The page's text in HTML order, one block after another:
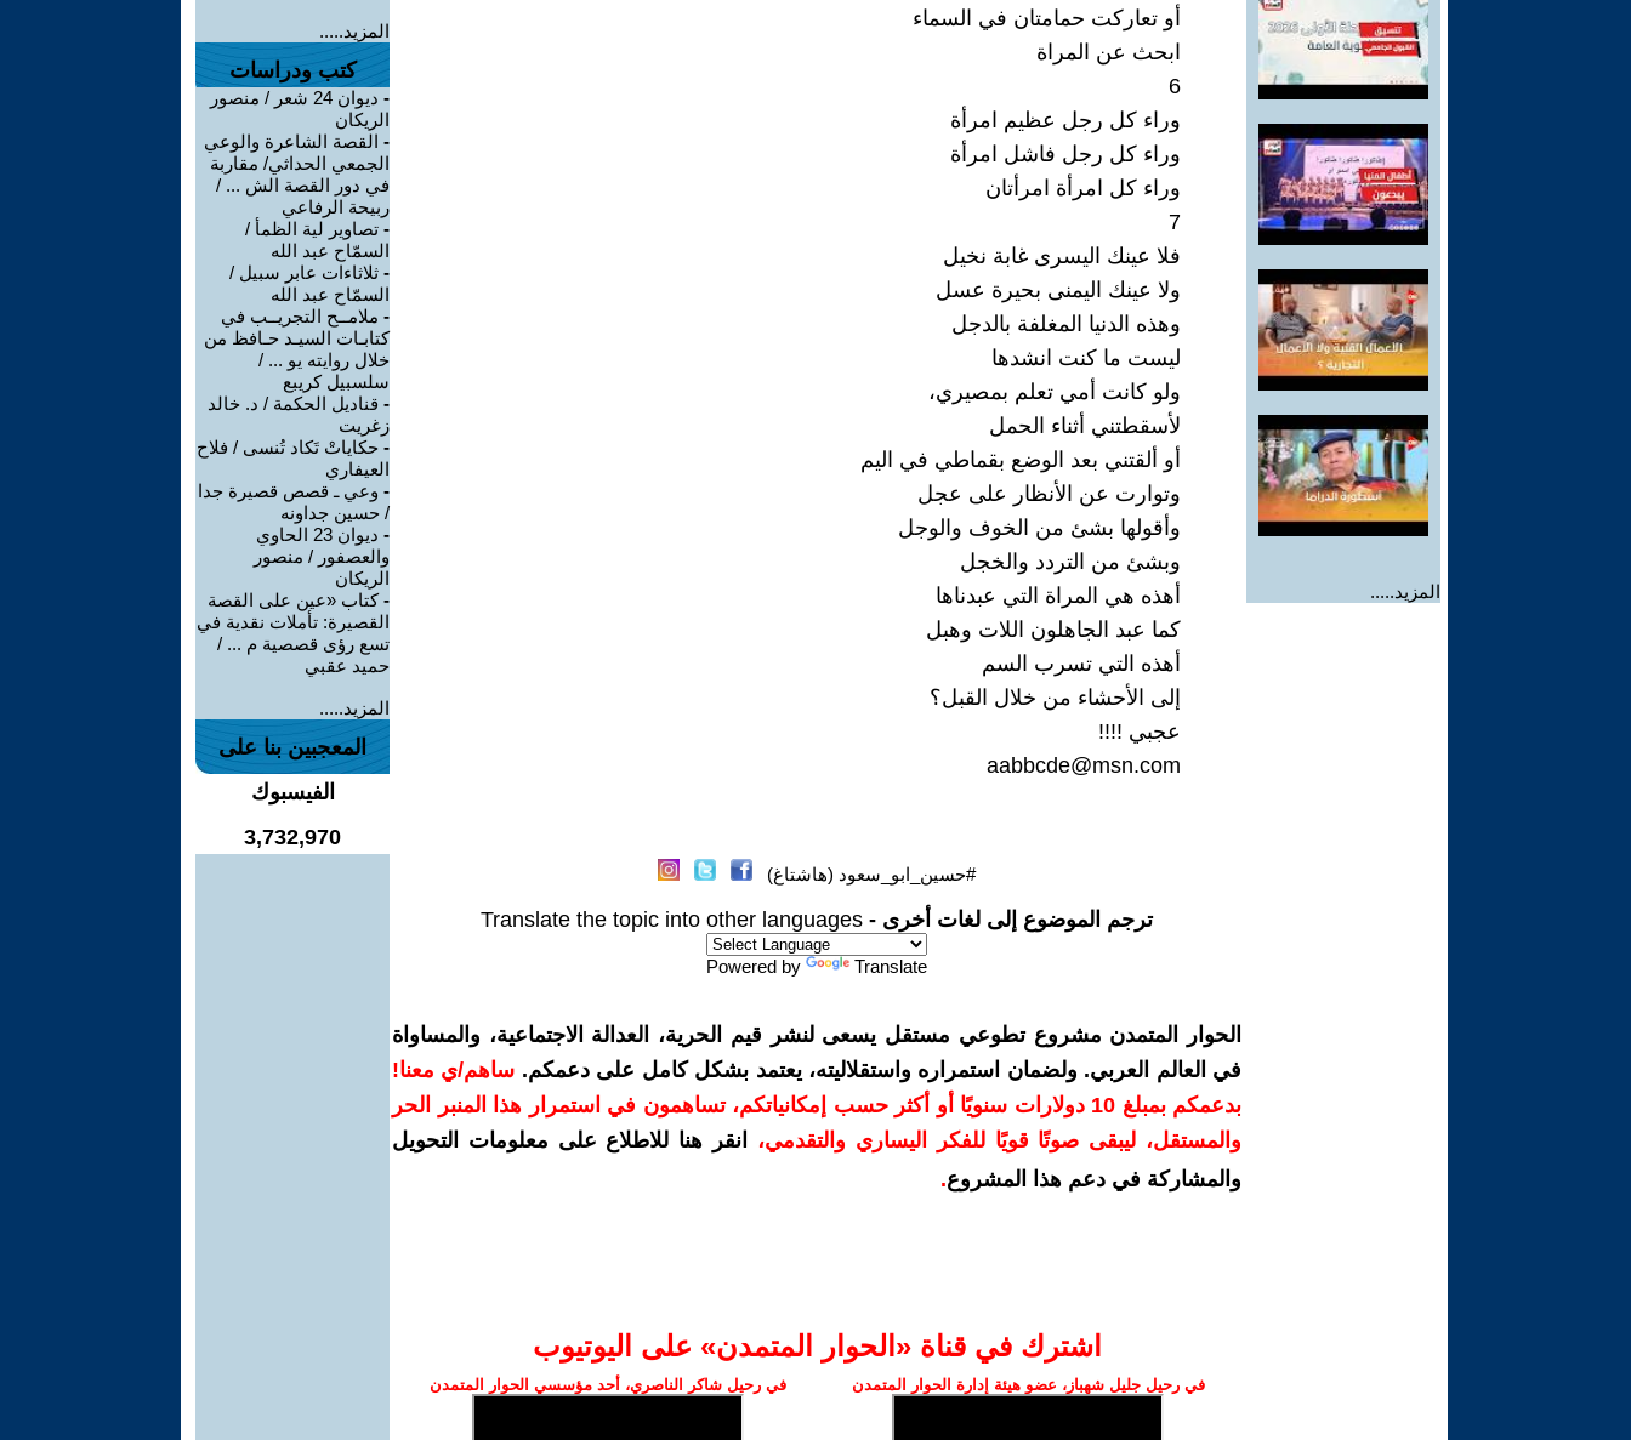
المزيد.....
أو تعاركت حمامتان في السماء
ابحث عن المراة
6
وراء كل رجل عظيم امرأة
وراء كل رجل فاشل امرأة
وراء كل امرأة امرأتان
7
فلا عينك اليسرى غابة نخيل
ولا عينك اليمنى بحيرة عسل
وهذه الدنيا المغلفة بالدجل
ليست ما كنت انشدها
ولو كانت أمي تعلم بمصيري،
لأسقطتني أثناء الحمل
أو ألقتني بعد الوضع بقماطي في اليم
وتوارت عن الأنظار على عجل
وأقولها بشئ من الخوف والوجل
وبشئ من التردد والخجل
أهذه هي المراة التي عبدناها
كما عبد الجاهلون اللات وهبل
أهذه التي تسرب السم
إلى الأحشاء من خلال القبل؟
عجبي !!!!
aabbcde@msn.com
#حسين_ابو_سعود (هاشتاغ)
ترجم الموضوع إلى لغات أخرى - Translate the topic into other languages
Powered by Translate
الحوار المتمدن مشروع تطوعي مستقل يسعى لنشر قيم الحرية، العدالة الاجتماعية، والمساواة
في العالم العربي. ولضمان استمراره واستقلاليته، يعتمد بشكل كامل على دعمكم. ساهم/ي معنا!
بدعمكم بمبلغ 10 دولارات سنويًا أو أكثر حسب إمكانياتكم، تساهمون في استمرار هذا المنبر الحر
والمستقل، ليبقى صوتًا قويًا للفكر اليساري والتقدمي،
انقر هنا للاطلاع على معلومات التحويل
والمشاركة في دعم هذا المشروع.
اشترك في قناة ‫«الحوار المتمدن» على اليوتيوب
في رحيل جليل شهباز، عضو هيئة إدارة الحوار المتمدن في رحيل شاكر الناصري، أحد مؤسسي الحوار المتمدن
المزيد.....
كتب ودراسات
-
ديوان 24 شعر / منصور
الريكان
- القصة الشاعرة والوعي
الجمعي الحداثي/ مقاربة
في دور القصة الش ... /
ربيحة الرفاعي
- تصاوير لية الظمأ /
السمّاح عبد الله
- ثلاثاءات عابر سبيل /
السمّاح عبد الله
- ملامــح التجريــب في
كتابـات السيـد حـافظ من
خلال روايته يو ... /
سلسبيل كريبع
- قناديل الحكمة / د. خالد
زغريت
- حكاياتْ تَكاد تُنسى / فلاح
العيفاري
- وعي ـ قصص قصيرة جدا
/ حسين جداونه
-
ديوان 23 الحاوي
والعصفور / منصور
الريكان
-كتاب «عين على القصة
القصيرة: تأملات نقدية في
تسع رؤى قصصية م ... /
حميد عقبي
المزيد.....
المعجبين بنا على
الفيسبوك
3,732,970